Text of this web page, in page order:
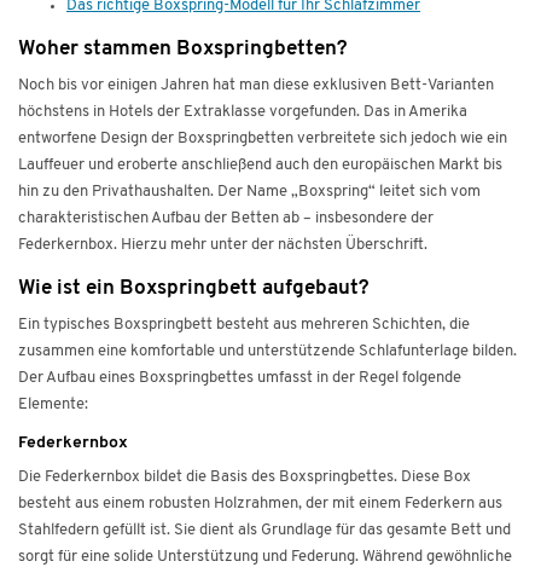
Das richtige Boxspring-Modell für Ihr Schlafzimmer
Woher stammen Boxspringbetten?
Noch bis vor einigen Jahren hat man diese exklusiven Bett-Varianten
höchstens in Hotels der Extraklasse vorgefunden. Das in Amerika
entworfene Design der Boxspringbetten verbreitete sich jedoch wie ein
Lauffeuer und eroberte anschließend auch den europäischen Markt bis
hin zu den Privathaushalten. Der Name „Boxspring“ leitet sich vom
charakteristischen Aufbau der Betten ab – insbesondere der
Federkernbox. Hierzu mehr unter der nächsten Überschrift.
Wie ist ein Boxspringbett aufgebaut?
Ein typisches Boxspringbett besteht aus mehreren Schichten, die
zusammen eine komfortable und unterstützende Schlafunterlage bilden.
Der Aufbau eines Boxspringbettes umfasst in der Regel folgende
Elemente:
Federkernbox
Die Federkernbox bildet die Basis des Boxspringbettes. Diese Box
besteht aus einem robusten Holzrahmen, der mit einem Federkern aus
Stahlfedern gefüllt ist. Sie dient als Grundlage für das gesamte Bett und
sorgt für eine solide Unterstützung und Federung. Während gewöhnliche